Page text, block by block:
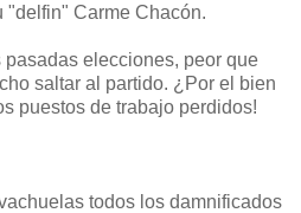
"delfin" Carme Chacón.
elecciones, peor que
saltar al partido. ¿Por el bien
puestos de trabajo perdidos!
todos los damnificados